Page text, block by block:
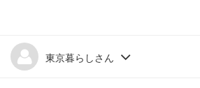
東京暮らしさん